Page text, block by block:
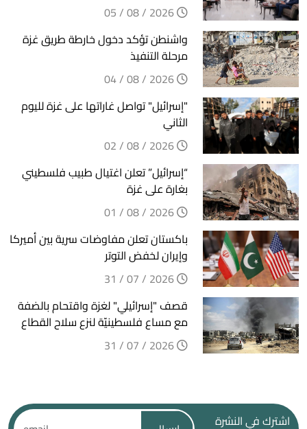
واشنطن تؤكد دخول خارطة طريق غزة
مرحلة التنفيذ
"إسرائيل" تواصل غاراتها على غزة لليوم
الثاني
“إسرائيل” تعلن اغتيال طبيب فلسطيني
بغارة على غزة
باكستان تعلن مفاوضات سرية بين أميركا
وإيران لخفض التوتر
قصف "إسرائيلي" لغزة واقتحام بالضفة
مع مساع فلسطينيّة لنزع سلاح القطاع
اشترك في النشرة